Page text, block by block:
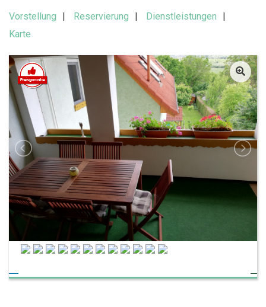
Vorstellung Reservierung
Dienstleistungen
Karte